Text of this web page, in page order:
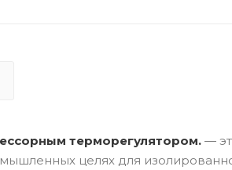
терморегулятором. —
целях для